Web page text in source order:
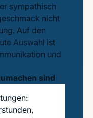
sympathisch
nicht
Auf den
Auswahl ist
und
sind